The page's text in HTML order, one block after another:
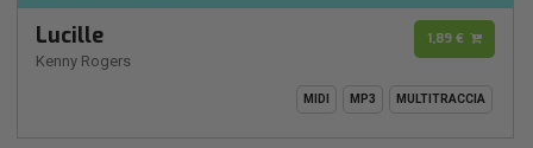
Lucille
Kenny Rogers
1,89 €
MIDI MP3 MULTITRACCIA